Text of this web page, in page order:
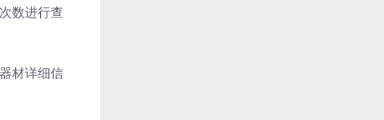
数进行查
材详细信